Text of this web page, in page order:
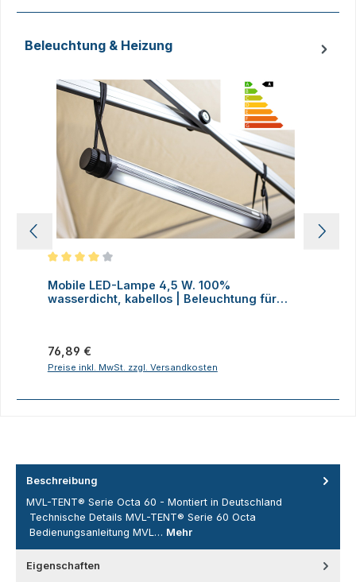
Beleuchtung & Heizung
Mobile LED-Lampe 4,5 W. 100%
wasserdicht, kabellos | Beleuchtung für
Regulärer Preis:
76,89 €
Preise inkl. MwSt. zzgl. Versandkosten
Beschreibung
MVL-TENT® Serie Octa 60 - Montiert in Deutschland
Technische Details MVL-TENT® Serie 60 Octa
Bedienungsanleitung MVL… Mehr
Eigenschaften